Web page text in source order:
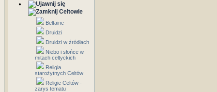
Celtowie
Beltaine
Druidzi
Druidzi w źródłach
Niebo i słońce w
mitach celtyckich
Religia
starożytnych Celtów
Religie Celtów -
zarys tematu